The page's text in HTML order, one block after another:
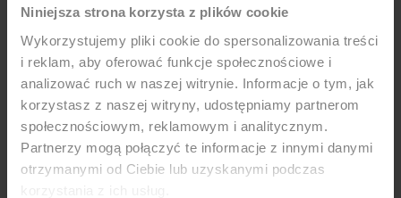
Niniejsza strona korzysta z plików cookie
Wykorzystujemy pliki cookie do spersonalizowania treści
i reklam, aby oferować funkcje społecznościowe i
analizować ruch w naszej witrynie. Informacje o tym, jak
korzystasz z naszej witryny, udostępniamy partnerom
społecznościowym, reklamowym i analitycznym.
Partnerzy mogą połączyć te informacje z innymi danymi
otrzymanymi od Ciebie lub uzyskanymi podczas
Jeansowa koszula oversize -
niebieski denim
104,95 209,90